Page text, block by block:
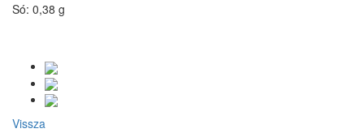
Só: 0,38 g
Vissza